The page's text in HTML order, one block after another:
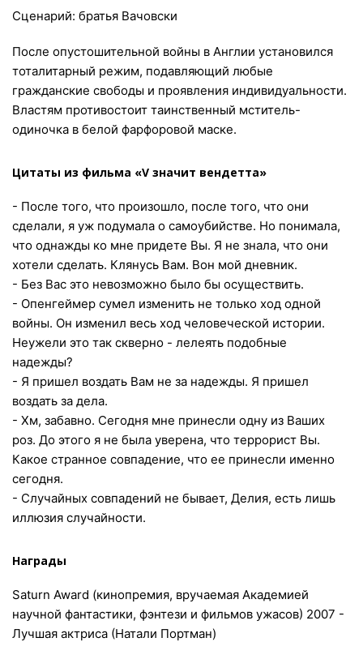
Сценарий: братья Вачовски
После опустошительной войны в Англии установился
тоталитарный режим, подавляющий любые
гражданские свободы и проявления индивидуальности.
Властям противостоит таинственный мститель-
одиночка в белой фарфоровой маске.
Цитаты из фильма «V значит вендетта»
- После того, что произошло, после того, что они
сделали, я уж подумала о самоубийстве. Но понимала,
что однажды ко мне придете Вы. Я не знала, что они
хотели сделать. Клянусь Вам. Вон мой дневник.
- Без Вас это невозможно было бы осуществить.
- Опенгеймер сумел изменить не только ход одной
войны. Он изменил весь ход человеческой истории.
Неужели это так скверно - лелеять подобные
надежды?
- Я пришел воздать Вам не за надежды. Я пришел
воздать за дела.
- Хм, забавно. Сегодня мне принесли одну из Ваших
роз. До этого я не была уверена, что террорист Вы.
Какое странное совпадение, что ее принесли именно
сегодня.
- Случайных совпадений не бывает, Делия, есть лишь
иллюзия случайности.
Награды
Saturn Award (кинопремия, вручаемая Академией
научной фантастики, фэнтези и фильмов ужасов) 2007 -
Лучшая актриса (Натали Портман)